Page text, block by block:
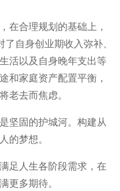
在合理规划的基础上，
了自身创业期收入弥补、
活以及自身晚年支出等
和家庭资产配置平衡，
老去而焦虑。
坚固的护城河。构建从
的梦想。
足人生各阶段需求，在
更多期待。